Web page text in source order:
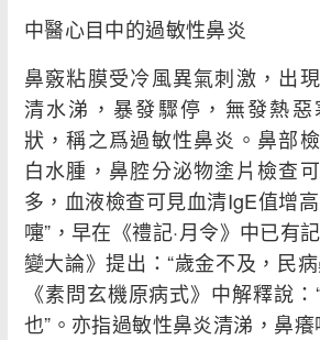
疾病
中醫心目中的過敏性鼻炎
鼻竅粘膜受冷風異氣刺激，出
清水涕，暴發驟停，無發熱
狀，稱之爲過敏性鼻炎。鼻部
白水腫，鼻腔分泌物塗片檢查
多，血液檢查可見血清IgE值增
嚏”，早在《禮記·月令》中已有
變大論》提出：“歲金不及，民
《素問玄機原病式》中解釋說
也”。亦指過敏性鼻炎清涕，鼻癢